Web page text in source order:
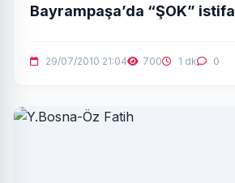
Bayrampaşa’da “ŞOK” istifa
29/07/2010 21:04 700 1 dk 0